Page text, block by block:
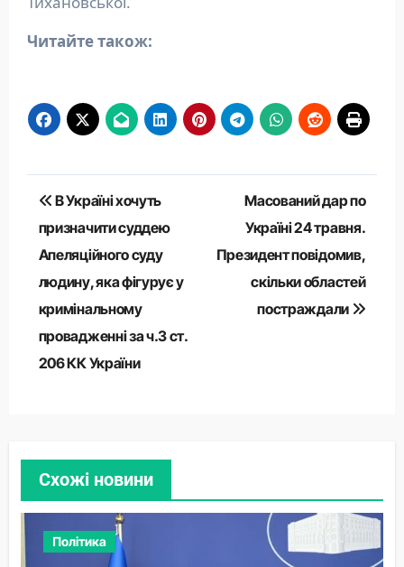
Читайте також:
Навігація
записів
В Україні хочуть
призначити суддею
Апеляційного суду
людину, яка фігурує у
кримінальному
провадженні за ч.3 ст.
206 КК України
Масований дар по
Україні 24 травня.
Президент повідомив,
скільки областей
постраждали
Схожі новини
Політика